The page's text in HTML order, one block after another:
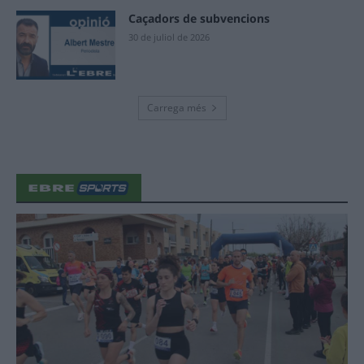
Caçadors de subvencions
30 de juliol de 2026
Carrega més